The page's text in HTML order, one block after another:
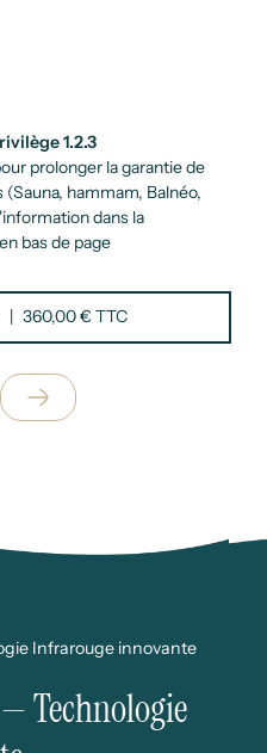
1.2.3
prolonger la garantie de
hammam, Balnéo,
dans la
bas de page
360,00 € TTC
Technologie